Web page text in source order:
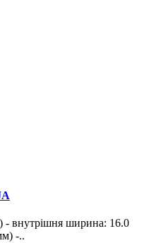
- внутрішня ширина: 16.0
-..